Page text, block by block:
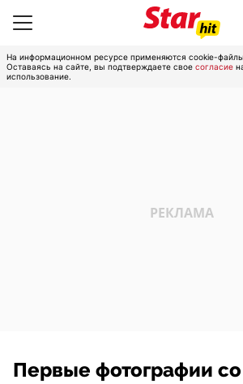
На информационном ресурсе применяются cookie-
Оставаясь на сайте, вы подтверждаете свое согласие
использование.
Первые фотографии